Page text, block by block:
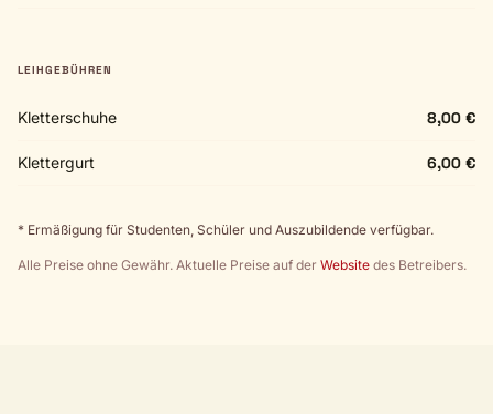
LEIHGEBÜHREN
Kletterschuhe 8,00 €
Klettergurt 6,00 €
* Ermäßigung für Studenten, Schüler und Auszubildende verfügbar.
Alle Preise ohne Gewähr. Aktuelle Preise auf der Website des Betreibers.